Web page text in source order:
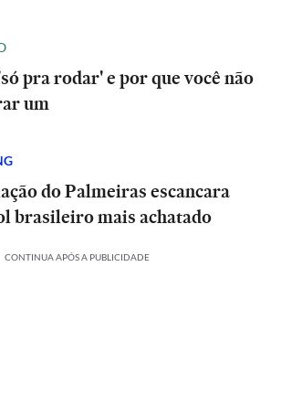
pra rodar' e por que você não
um
do Palmeiras escancara
brasileiro mais achatado
CONTINUA APÓS A PUBLICIDADE